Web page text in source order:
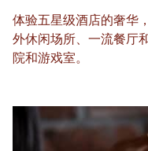
体验五星级酒店的奢华
外休闲场所、一流餐厅
院和游戏室。